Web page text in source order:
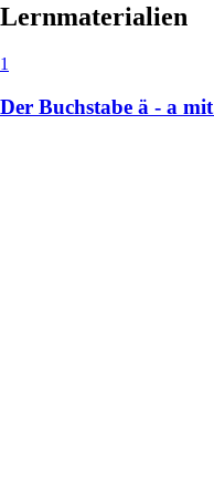
Lernmaterialien
1
Der Buchstabe ä - a